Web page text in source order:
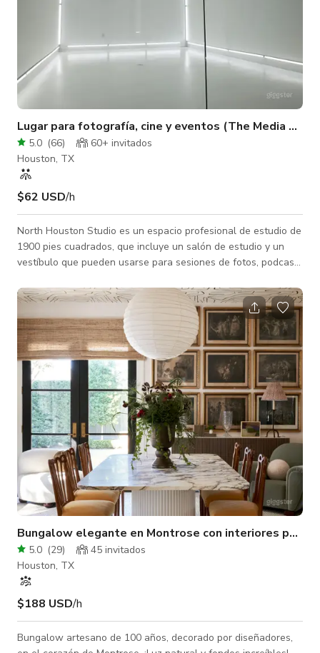
Lugar para fotografía, cine y eventos (The Media
5.0 (66)
60+ invitados
Houston, TX
$62 USD/h
North Houston Studio es un espacio profesional de estudio de
1900 pies cuadrados, que incluye un salón de estudio y un
vestíbulo que pueden usarse para sesiones de fotos, podcasts
También cuenta con un Estudio Caja de Luz Blanca, que es
una caja blanca con luces blancas, que te ofrece primeros
planos brillantes y relucientes y fotografías. También hay un
estudio de película con fondo de múltiples colores, lo que
hace que la ubicación
Bungalow elegante en Montrose con interiores
5.0 (29)
45 invitados
Houston, TX
$188 USD/h
Bungalow artesano de 100 años, decorado por diseñadores,